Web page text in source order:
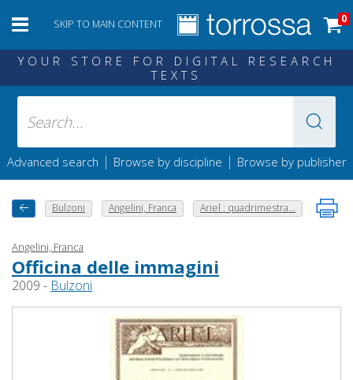
SKIP TO MAIN CONTENT 0
YOUR STORE FOR DIGITAL RESEARCH
TEXTS
Advanced search | Browse by discipline | Browse by publisher
Bulzoni Angelini, Franca Ariel : quadrimestra...
Angelini, Franca
Officina delle immagini
2009 - Bulzoni